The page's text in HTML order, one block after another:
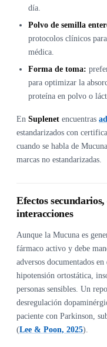
día.
Polvo de semilla
protocolos clínicos
médica.
Forma de toma:
para optimizar la
proteína en polvo o
En Suplenet encuentras
estandarizados con
cuando se habla de
marcas no estandarizadas.
Efectos
interacciones
Aunque la Mucuna es
fármaco activo y debe
adversos documentados
hipotensión ortostática,
personas sensibles. Un
desregulación
paciente con Parkinson,
(Lee & Poon, 2025).